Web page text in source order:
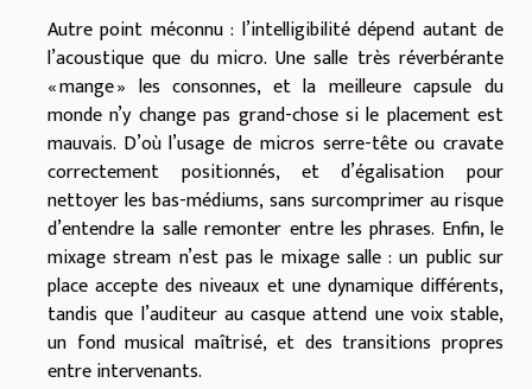
Autre point méconnu : l’intelligibilité dépend autant de
l’acoustique que du micro. Une salle très réverbérante
« mange » les consonnes, et la meilleure capsule du
monde n’y change pas grand-chose si le placement est
mauvais. D’où l’usage de micros serre-tête ou cravate
correctement positionnés, et d’égalisation pour
nettoyer les bas-médiums, sans surcomprimer au risque
d’entendre la salle remonter entre les phrases. Enfin, le
mixage stream n’est pas le mixage salle : un public sur
place accepte des niveaux et une dynamique différents,
tandis que l’auditeur au casque attend une voix stable,
un fond musical maîtrisé, et des transitions propres
entre intervenants.